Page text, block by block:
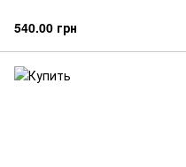
540.00 грн